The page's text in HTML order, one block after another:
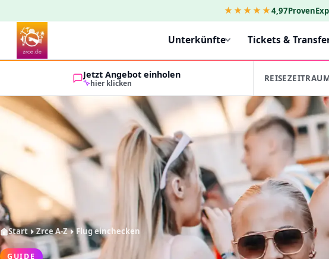
★★★★★4,97
Unterkünfte Tickets &
Jetzt Angebot einholen
hier klicken
Start Zrce A-Z Flug einchecken
GUIDE